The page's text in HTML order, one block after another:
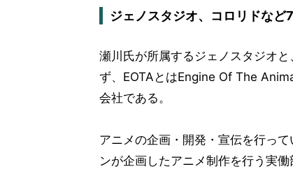
ジェノスタジオ、コロリドなど
瀬川氏が所属するジェノスタジオ
ず、EOTAとはEngine Of The
会社である。
アニメの企画・開発・宣伝を行っ
ンが企画したアニメ制作を行う実働